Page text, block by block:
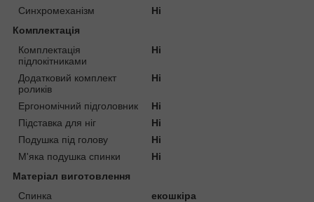
Синхромеханізм
Ні
Комплектація
Комплектація
підлокітниками
Ні
Додатковий комплект
роликів
Ні
Ергономічний підголовник
Ні
Підставка для ніг
Ні
Подушка під голову
Ні
М'яка подушка спинки
Ні
Матеріал виготовлення
Спинка
екошкіра